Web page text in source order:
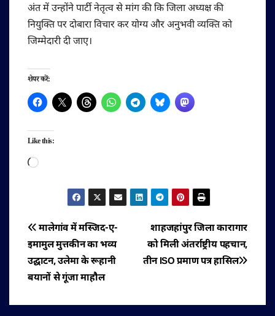
अंत में उन्होंने पार्टी नेतृत्व से मांग की कि जिला अध्यक्ष की
नियुक्ति पर दोबारा विचार कर योग्य और अनुभवी व्यक्ति को
जिम्मेदारी दी जाए।
शेयर करें:
Like this:
Loading…
पोस्ट
नेविगेशन
शाहजहांपुर जिला कारागार
को मिली अंतर्राष्ट्रीय पहचान,
तीन ISO प्रमाण पत्र हासिल
मालेगांव में मस्जिद-ए-
इमामुल मुत्तकीन का भव्य
उद्घाटन, उलेमा के रूहानी
बयानों से गूंजा माहौल